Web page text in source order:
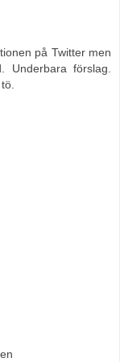
på Twitter men
förslag.